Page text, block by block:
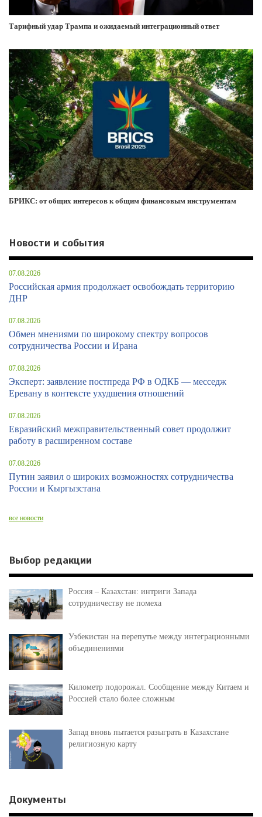
Тарифный удар Трампа и ожидаемый интеграционный ответ
БРИКС: от общих интересов к общим финансовым инструментам
Новости и события
07.08.2026
Российская армия продолжает освобождать территорию
ДНР
07.08.2026
Обмен мнениями по широкому спектру вопросов
сотрудничества России и Ирана
07.08.2026
Эксперт: заявление постпреда РФ в ОДКБ — месседж
Еревану в контексте ухудшения отношений
07.08.2026
Евразийский межправительственный совет продолжит
работу в расширенном составе
07.08.2026
Путин заявил о широких возможностях сотрудничества
России и Кыргызстана
все новости
Выбор редакции
Россия – Казахстан: интриги Запада
сотрудничеству не помеха
Узбекистан на перепутье между интеграционными
объединениями
Километр подорожал. Сообщение между Китаем и
Россией стало более сложным
Запад вновь пытается разыграть в Казахстане
религиозную карту
Документы